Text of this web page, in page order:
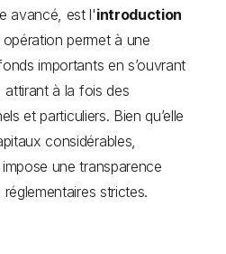
avancé, est l'introduction
opération permet à une
importants en s’ouvrant
attirant à la fois des
et particuliers. Bien qu’elle
considérables,
une transparence
strictes.